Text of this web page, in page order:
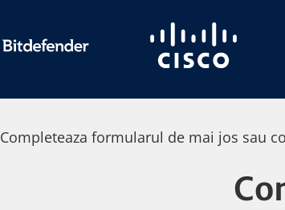
Completeaza formularul de mai jos sau